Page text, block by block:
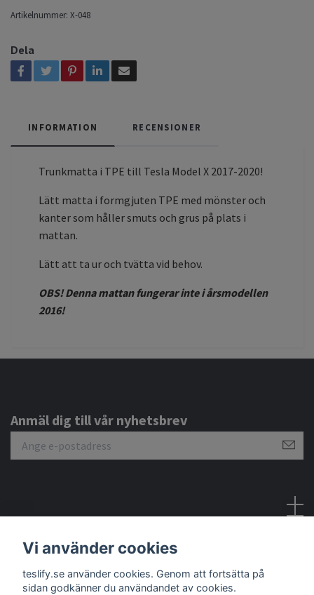
Artikelnummer: X-048
Dela
INFORMATION RECENSIONER
Trunkmatta i TPE till Tesla Model X 2017-2020!
Lätt matta i formgjuten TPE med mönster och
kanter som håller smuts och grus på plats i
mattan.
Lätt att ta ur och tvätta vid behov.
OBS! Denna mattan fungerar inte i årsmodellen
2016!
Anmäl dig till vår nyhetsbrev
Vi använder cookies
teslify.se använder cookies. Genom att fortsätta på
sidan godkänner du användandet av cookies.